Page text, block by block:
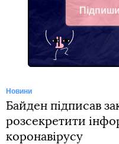
Facebook
Новини
Байден підписав
розсекретити
коронавірусу